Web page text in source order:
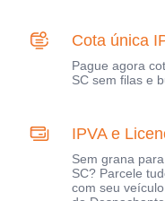
Cota única
Pague agora
SC sem filas e
IPVA e
Sem grana
SC? Parcele
com seu